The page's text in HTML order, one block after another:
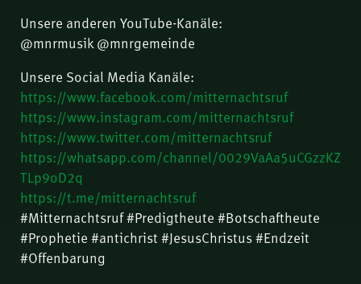
Unsere anderen YouTube-Kanäle:
@mnrmusik @mnrgemeinde
Unsere Social Media Kanäle:
https://www.facebook.com/mitternachtsruf
https://www.instagram.com/mitternachtsruf
https://www.twitter.com/mitternachtsruf
https://whatsapp.com/channel/0029VaAa5uCGzzKZ
TLp9oD2q
https://t.me/mitternachtsruf
#Mitternachtsruf #Predigtheute #Botschaftheute
#Prophetie #antichrist #JesusChristus #Endzeit
#Offenbarung